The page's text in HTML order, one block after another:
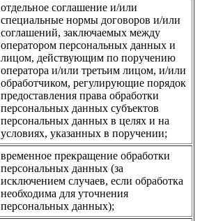
отдельное соглашение и/или
специальные нормы договоров и/или
соглашений, заключаемых между
оператором персональных данных и
лицом, действующим по поручению
оператора и/или третьим лицом, и/или
обработчиком, регулирующие порядок
предоставления права обработки
персональных данных cубъектов
персональных данных в целях и на
условиях, указанных в поручении;
временное прекращение обработки
персональных данных (за
исключением случаев, если обработка
необходима для уточнения
персональных данных);